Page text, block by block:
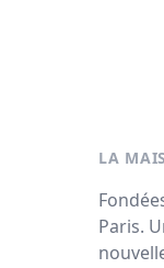
LA
Paris.